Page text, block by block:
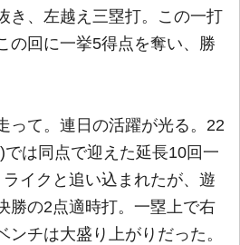
き、左越え三塁打。この一打
の回に一挙5得点を奪い、勝
って。連日の活躍が光る。22
では同点で迎えた延長10回一
イクと追い込まれたが、遊
勝の2点適時打。一塁上で右
ンチは大盛り上がりだった。